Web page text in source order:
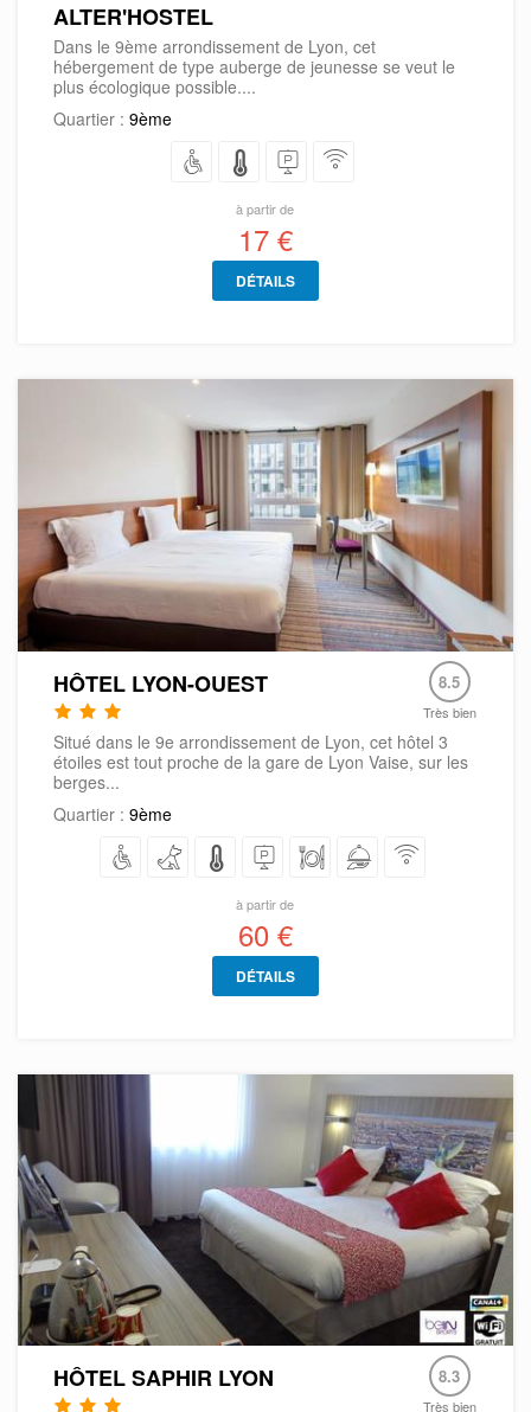
ALTER'HOSTEL
Dans le 9ème arrondissement de Lyon, cet
hébergement de type auberge de jeunesse se veut le
plus écologique possible....
Quartier : 9ème
à partir de
17 €
DÉTAILS
HÔTEL LYON-OUEST 8.5
Très bien
Situé dans le 9e arrondissement de Lyon, cet hôtel 3
étoiles est tout proche de la gare de Lyon Vaise, sur les
berges...
Quartier : 9ème
à partir de
60 €
DÉTAILS
HÔTEL SAPHIR LYON 8.3
Très bien